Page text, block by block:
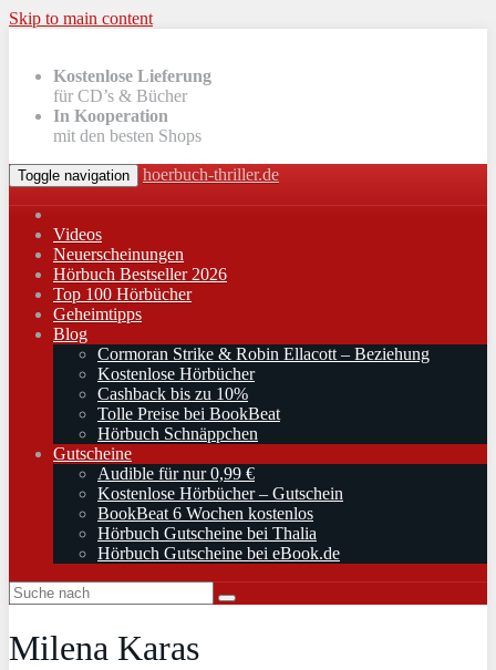
Skip to main content
Kostenlose Lieferung
für CD’s & Bücher
In Kooperation
mit den besten Shops
Toggle navigation hoerbuch-thriller.de
Videos
Neuerscheinungen
Hörbuch Bestseller 2026
Top 100 Hörbücher
Geheimtipps
Blog
Cormoran Strike & Robin Ellacott – Beziehung
Kostenlose Hörbücher
Cashback bis zu 10%
Tolle Preise bei BookBeat
Hörbuch Schnäppchen
Gutscheine
Audible für nur 0,99 €
Kostenlose Hörbücher – Gutschein
BookBeat 6 Wochen kostenlos
Hörbuch Gutscheine bei Thalia
Hörbuch Gutscheine bei eBook.de
Milena Karas